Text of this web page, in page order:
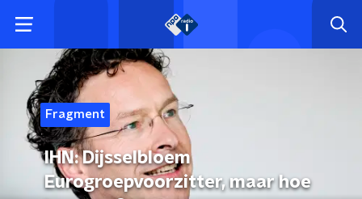
Fragment
IHN: Dijsselbloem
Eurogroepvoorzitter, maar hoe